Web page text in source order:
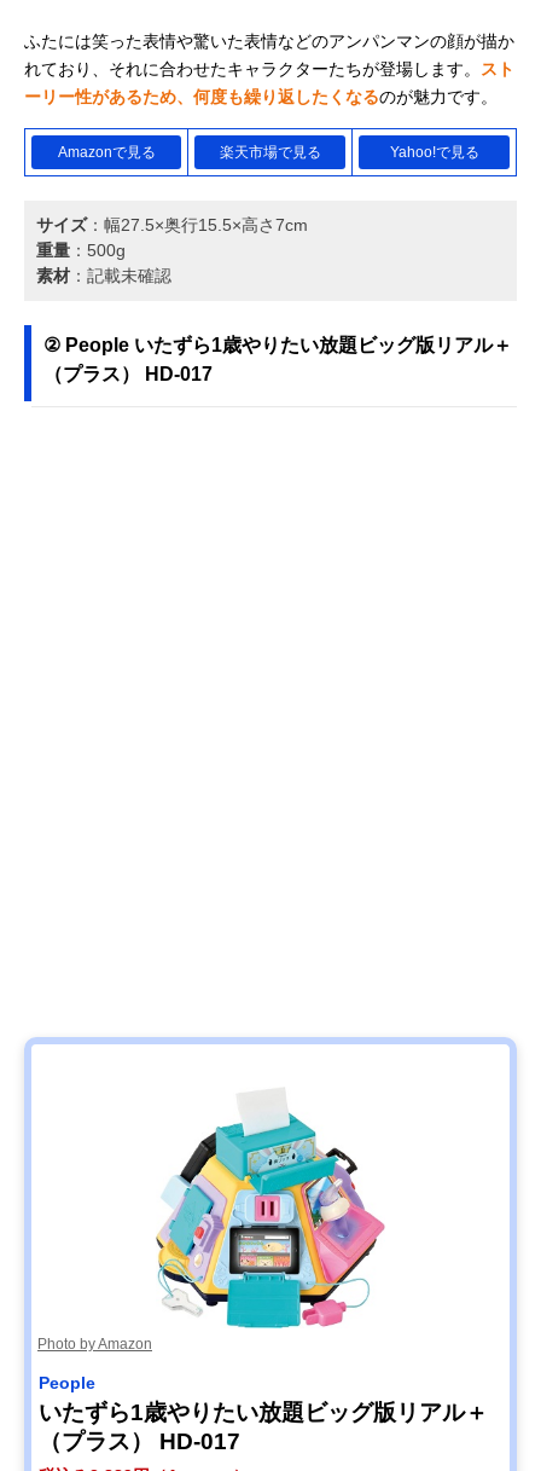
ふたには笑った表情や驚いた表情などのアンパンマンの顔が描か
れており、それに合わせたキャラクターたちが登場します。
スト
ーリー性があるため、何度も繰り返したくなるのが魅力です。
Amazonで見る 楽天市場で見る Yahoo!で見る
サイズ：幅27.5×奥行15.5×高さ7cm
重量 ：500g
素材 ：記載未確認
② People いたずら1歳やりたい放題ビッグ版リアル＋
（プラス） HD-017
Photo by Amazon
People
いたずら1歳やりたい放題ビッグ版リアル＋
（プラス） HD-017